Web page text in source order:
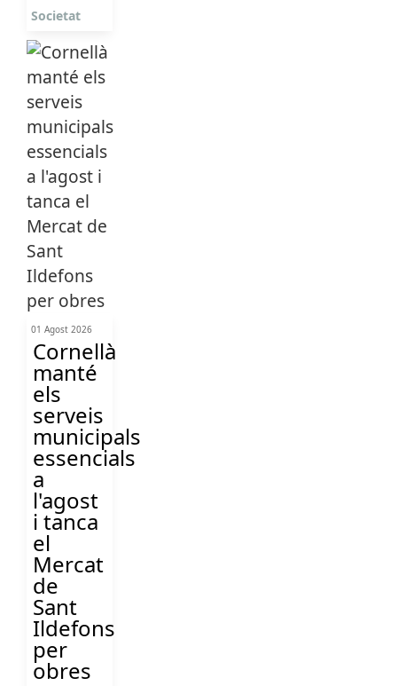
Societat
01 Agost 2026
Cornellà
manté
els
serveis
municipals
essencials
a
l'agost
i tanca
el
Mercat
de
Sant
Ildefons
per
obres